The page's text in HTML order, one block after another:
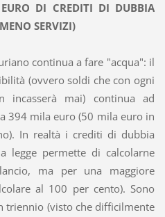
DI CREDITI DI DUBBIA
SERVIZI)
continua a fare "acqua": il
(ovvero soldi che con ogni
incasserà mai) continua ad
394 mila euro (50 mila euro in
In realtà i crediti di dubbia
legge permette di calcolarne
ma per una maggiore
al 100 per cento). Sono
triennio (visto che difficilmente